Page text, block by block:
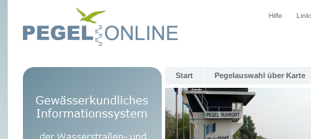
Hilfe
Start Pegelauswahl über Karte